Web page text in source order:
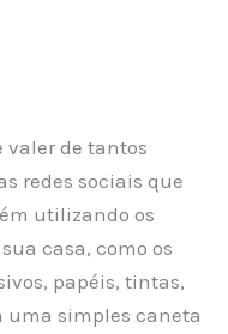
valer de tantos
redes sociais que
utilizando os
casa, como os
papéis, tintas,
uma simples caneta